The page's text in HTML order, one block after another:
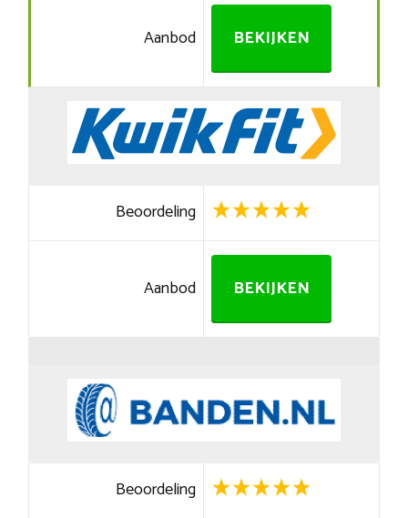
Aanbod BEKIJKEN
Beoordeling
Aanbod BEKIJKEN
Beoordeling